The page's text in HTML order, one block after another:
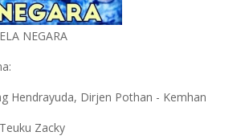
NEGARA
Hendrayuda, Dirjen Pothan - Kemhan
Zacky